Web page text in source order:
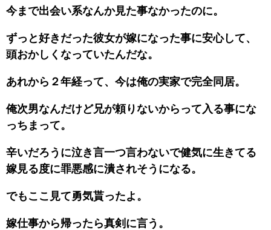
今まで出会い系なんか見た事なかったのに。
ずっと好きだった彼女が嫁になった事に安心して、
頭おかしくなっていたんだな。
あれから２年経って、今は俺の実家で完全同居。
俺次男なんだけど兄が頼りないからって入る事にな
っちまって。
辛いだろうに泣き言一つ言わないで健気に生きてる
嫁見る度に罪悪感に潰されそうになる。
でもここ見て勇気貰ったよ。
嫁仕事から帰ったら真剣に言う。